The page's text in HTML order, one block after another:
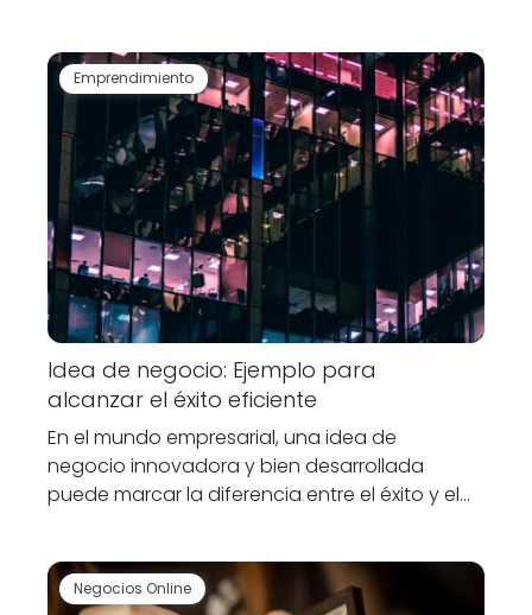
Emprendimiento
Idea de negocio: Ejemplo para
alcanzar el éxito eficiente
En el mundo empresarial, una idea de
negocio innovadora y bien desarrollada
puede marcar la diferencia entre el éxito y el…
Negocios Online